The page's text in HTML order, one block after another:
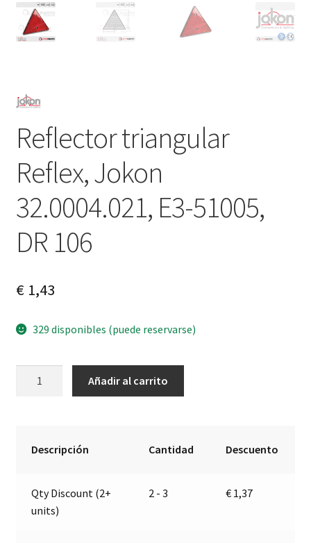
Reflector triangular
Reflex, Jokon
32.0004.021, E3-51005,
DR 106
€1,43
329 disponibles (puede reservarse)
106
Añadir al carrito
Descripción Cantidad Descuento
Qty Discount (2+
units)
2 - 3 € 1,37